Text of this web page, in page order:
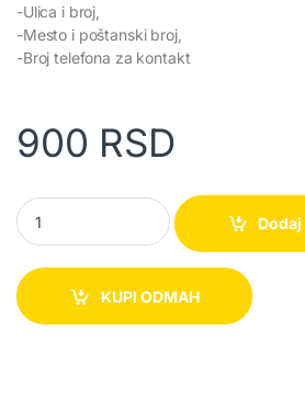
-Ulica i broj,
-Mesto i poštanski broj,
-Broj telefona za kontakt
900 RSD
Taktički kaiš sa novim sistemom
KUPI ODMAH